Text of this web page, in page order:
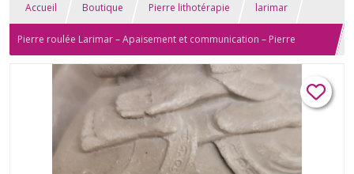
Accueil Boutique Pierre lithotérapie larimar
Pierre roulée Larimar – Apaisement et communication – Pierre